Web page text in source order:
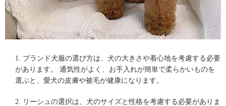
1. ブランド犬服の選び方は、犬の大きさや着心地を考慮する必要
があります。 通気性がよく、お手入れが簡単で柔らかいものを
選ぶと、愛犬の皮膚や被毛が健康になります。
2. リーシュの選択は、犬のサイズと性格を考慮する必要がありま